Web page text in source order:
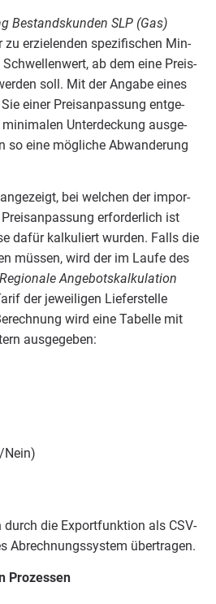
Bestands­kun­den SLP (Gas)
zu erzie­len­den spe­zi­fi­schen Min­
ab dem eine Preis­
soll. Mit der Anga­be eines
einer Preis­an­pas­sung ent­ge­
Unter­de­ckung aus­ge­
so eine mög­li­che Abwan­de­rung
bei wel­chen der impor­
erfor­der­lich ist
dafür kal­ku­liert wur­den. Falls die
müs­sen, wird der im Lau­fe des
Regio­na­le Ange­bots­kal­ku­la­ti­on
der jewei­li­gen Lie­fer­stel­le
wird eine Tabel­le mit
ausgegeben:
​Nein)
die Export­funk­ti­on als CSV-
Abrech­nungs­sys­tem übertragen.
Prozessen